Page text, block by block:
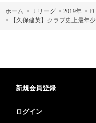
ホーム > Ｊリーグ > 2019年 >
>
【久保建英】クラブ史上最年
新規会員登録
ログイン